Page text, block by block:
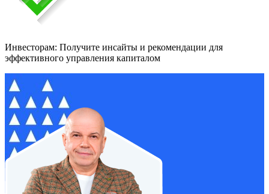
Инвесторам: Получите инсайты и рекомендации для
эффективного управления капиталом